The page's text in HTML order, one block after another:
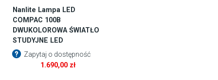
Nanlite Lampa LED
COMPAC 100B
DWUKOLOROWA ŚWIATŁO
STUDYJNE LED
Zapytaj o dostępność
1.690,00 zł